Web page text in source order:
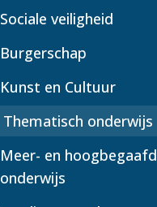
Sociale veiligheid
Burgerschap
Kunst en Cultuur
Thematisch onderwijs
Meer- en hoogbegaafd
onderwijs